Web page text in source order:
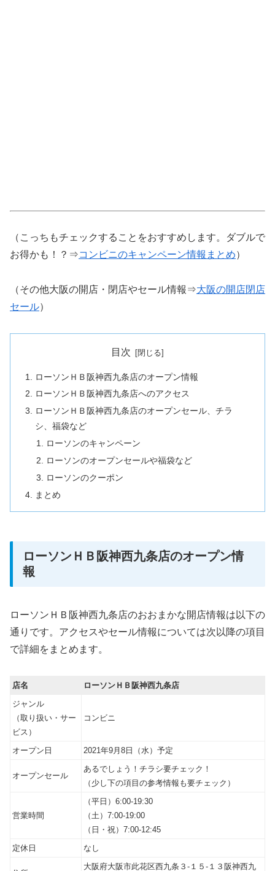
（こっちもチェックすることをおすすめします。ダブルで
お得かも！？⇒コンビニのキャンペーン情報まとめ）
（その他大阪の開店・閉店やセール情報⇒大阪の開店閉店
セール）
目次
ローソンＨＢ阪神西九条店のオープン情報
ローソンＨＢ阪神西九条店へのアクセス
ローソンＨＢ阪神西九条店のオープンセール、チラ
シ、福袋など
ローソンのキャンペーン
ローソンのオープンセールや福袋など
ローソンのクーポン
まとめ
ローソンＨＢ阪神西九条店のオープン情
報
ローソンＨＢ阪神西九条店のおおまかな開店情報は以下の
通りです。アクセスやセール情報については次以降の項目
で詳細をまとめます。
店名
ローソンＨＢ阪神西九条店
ジャンル
（取り扱い・サー
ビス）
コンビニ
オープン日 2021年9月8日（水）予定
オープンセール
あるでしょう！チラシ要チェック！
（少し下の項目の参考情報も要チェック）
営業時間
（平日）6:00-19:30
（土）7:00-19:00
（日・祝）7:00-12:45
定休日
なし
大阪府大阪市此花区西九条３‐１５‐１３阪神西九